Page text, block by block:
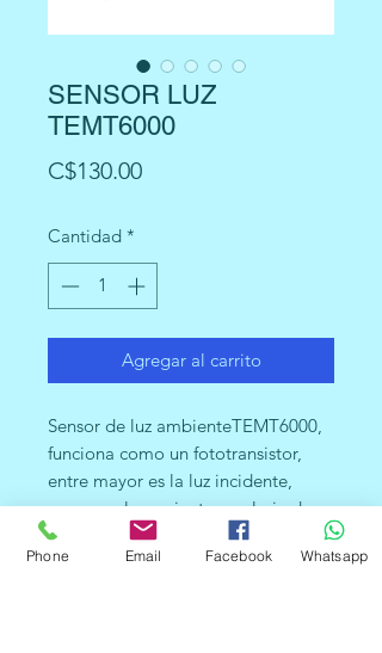
SENSOR LUZ
TEMT6000
C$130.00Precio
Cantidad *
Agregar al carrito
Sensor de luz ambienteTEMT6000,
funciona como un fototransistor,
entre mayor es la luz incidente,
mayor es la corriente en el pin de
salida. Entre sus principales
aplicaciones están:
Phone Email Facebook Whatsapp